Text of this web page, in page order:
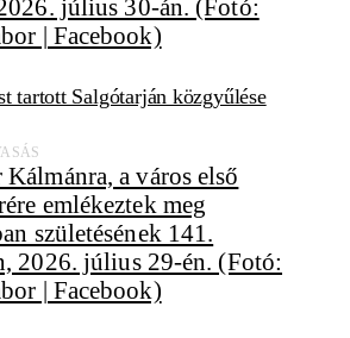
tartott Salgótarján közgyűlése